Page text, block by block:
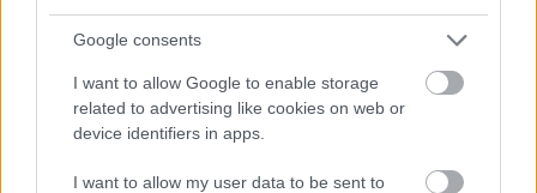
Google consents
I want to allow Google to enable storage
related to advertising like cookies on web or
device identifiers in apps.
I want to allow my user data to be sent to